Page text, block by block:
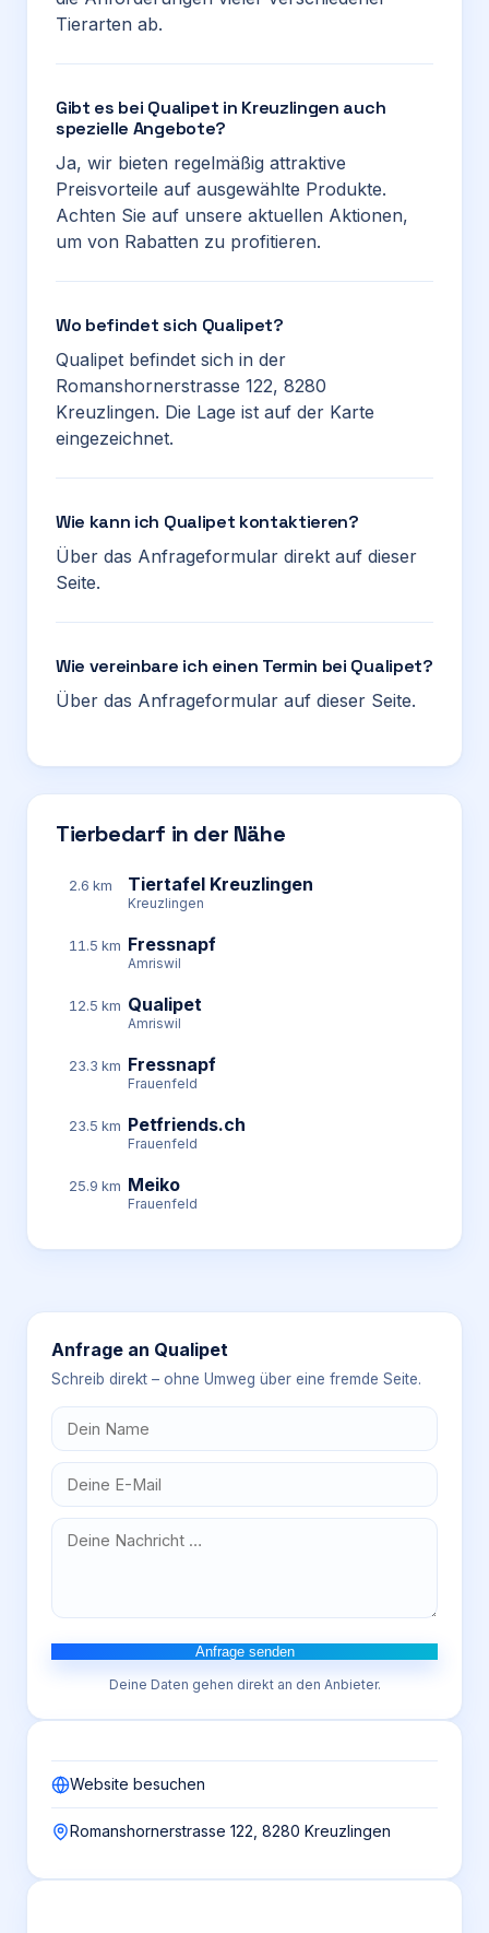
Tierarten ab.
Gibt es bei Qualipet in Kreuzlingen auch
spezielle Angebote?
Ja, wir bieten regelmäßig attraktive
Preisvorteile auf ausgewählte Produkte.
Achten Sie auf unsere aktuellen Aktionen,
um von Rabatten zu profitieren.
Wo befindet sich Qualipet?
Qualipet befindet sich in der
Romanshornerstrasse 122, 8280
Kreuzlingen. Die Lage ist auf der Karte
eingezeichnet.
Wie kann ich Qualipet kontaktieren?
Über das Anfrageformular direkt auf dieser
Seite.
Wie vereinbare ich einen Termin bei Qualipet?
Über das Anfrageformular auf dieser Seite.
Tierbedarf in der Nähe
2.6 km Tiertafel Kreuzlingen
Kreuzlingen
11.5 km Fressnapf
Amriswil
12.5 km Qualipet
Amriswil
23.3 km Fressnapf
Frauenfeld
23.5 km Petfriends.ch
Frauenfeld
25.9 km Meiko
Frauenfeld
Anfrage an Qualipet
Schreib direkt – ohne Umweg über eine fremde Seite.
Anfrage senden
Deine Daten gehen direkt an den Anbieter.
Website besuchen
Romanshornerstrasse 122, 8280 Kreuzlingen